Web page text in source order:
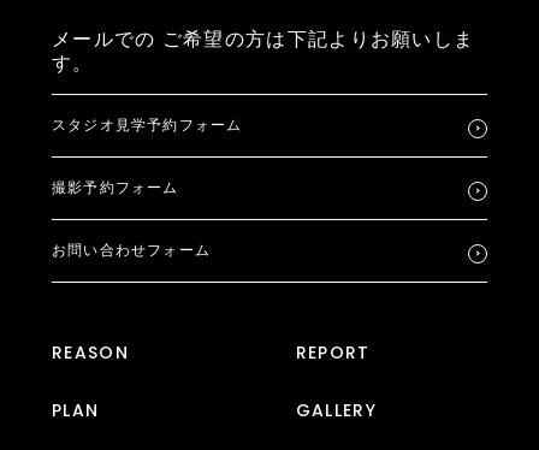
メールでの ご希望の方は下記よりお願いしま
す。
スタジオ見学予約フォーム
撮影予約フォーム
お問い合わせフォーム
REASON
PLAN
REPORT
GALLERY